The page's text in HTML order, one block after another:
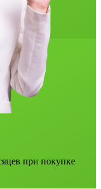
при покупке